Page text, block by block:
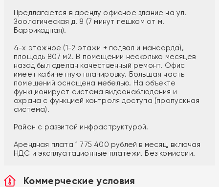
Предлагается в аренду офисное здание на ул.
Зоологическая д. 8 (7 минут пешком от м.
Баррикадная).
4-х этажное (1-2 этажи + подвал и мансарда),
площадь 807 м2. В помещении несколько месяцев
назад был сделан качественный ремонт. Офис
имеет кабинетную планировку. Большая часть
помещений оснащена мебелью. На объекте
функционирует система видеонаблюдения и
охрана c функцией контроля доступа (пропускная
система).
Район с развитой инфраструктурой.
Арендная плата 1 775 400 рублей в месяц, включая
НДС и эксплуатационные платежи. Без комиссии.
Коммерческие условия